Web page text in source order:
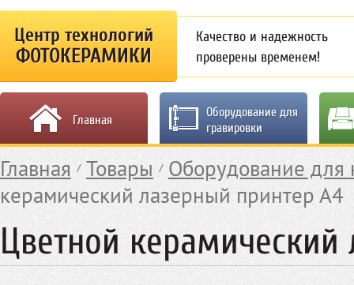
Центр технологий
ФОТОКЕРАМИКИ
Качество и надежность
проверены временем!
Главная
Оборудование для
гравировки
Главная Товары
Оборудование для
керамический лазерный принтер А4
Цветной